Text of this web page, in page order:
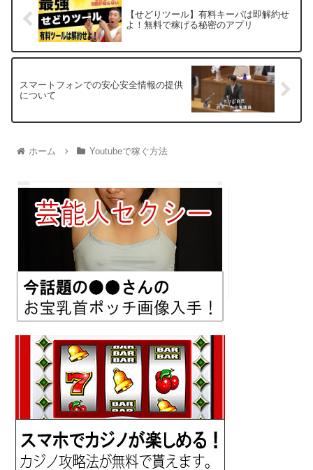
【せどりツール】有料キーパは即解約せ
よ！無料で稼げる秘密のアプリ
スマートフォンでの安心安全情報の提供
について
ホーム Youtubeで稼ぐ方法